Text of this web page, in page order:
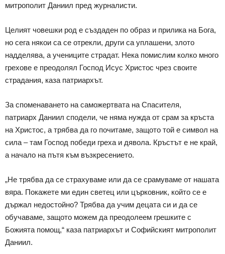
митрополит Даниил пред журналисти.
Целият човешки род е създаден по образ и прилика на Бога,
но сега някои са се отрекли, други са уплашени, злото
надделява, а учениците страдат. Нека помислим колко много
грехове е преодолял Господ Исус Христос чрез своите
страдания, каза патриархът.
За споменаването на саможертвата на Спасителя,
патриарх Даниил сподели, че няма нужда от срам за кръста
на Христос, а трябва да го почитаме, защото той е символ на
сила – там Господ победи греха и дявола. Кръстът е не край,
а начало на пътя към възкресението.
„Не трябва да се страхуваме или да се срамуваме от нашата
вяра. Покажете ми един светец или църковник, който се е
държал недостойно? Трябва да учим децата си и да се
обучаваме, защото можем да преодолеем грешките с
Божията помощ,“ каза патриархът и Софийският митрополит
Даниил.